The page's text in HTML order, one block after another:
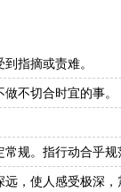
指摘或责难。
不切合时宜的事。
规。指行动合乎规
，使人感受极深